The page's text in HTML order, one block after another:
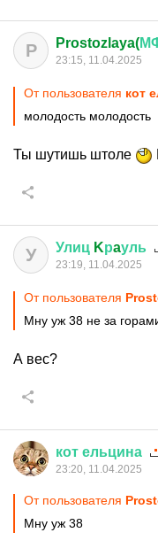
P Prostozlaya(
23:15, 11.04.2025
От пользователя кот
молодость молодость
Ты шутишь штоле
У Улиц Kрaуль
23:19, 11.04.2025
От пользователя
Мну уж 38 не за
А вес?
кот ельцина
23:20, 11.04.2025
От пользователя
Мну уж 38